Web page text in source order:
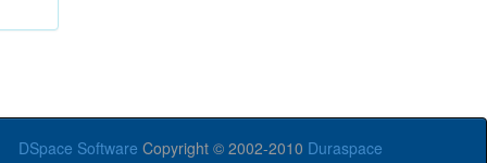
DSpace Software Copyright © 2002-2010 Duraspace